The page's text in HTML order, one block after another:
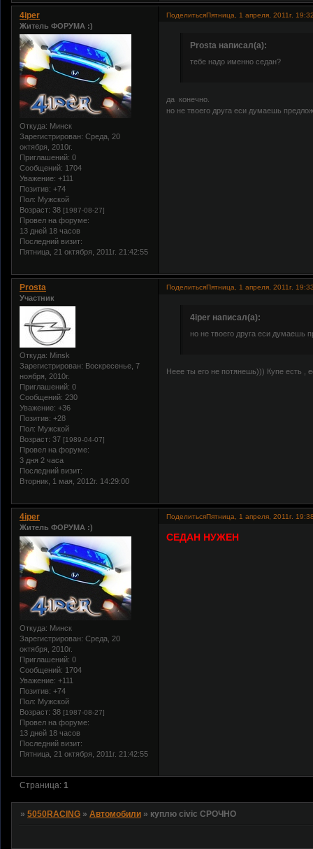
ПоделитьсяПятница, 1 апреля, 2011г.
4iper
Житель ФОРУМА :)
Откуда: Минск
Зарегистрирован: Среда, 20
октября, 2010г.
Приглашений: 0
Сообщений: 1704
Уважение: +111
Позитив: +74
Пол: Мужской
Возраст: 38 [1987-08-27]
Провел на форуме:
13 дней 18 часов
Последний визит:
Пятница, 21 октября, 2011г. 21:42:55
Prosta написал(а):
тебе надо именно седан?
да конечно.
но не твоего друга еси думаешь
ПоделитьсяПятница, 1 апреля, 2011г.
Prosta
Участник
Откуда: Minsk
Зарегистрирован: Воскресенье, 7
ноября, 2010г.
Приглашений: 0
Сообщений: 230
Уважение: +36
Позитив: +28
Пол: Мужской
Возраст: 37 [1989-04-07]
Провел на форуме:
3 дня 2 часа
Последний визит:
Вторник, 1 мая, 2012г. 14:29:00
4iper написал(а):
но не твоего друга еси думаешь
Неее ты его не потянешь))) Купе есть ,
ПоделитьсяПятница, 1 апреля, 2011г.
4iper
Житель ФОРУМА :)
Откуда: Минск
Зарегистрирован: Среда, 20
октября, 2010г.
Приглашений: 0
Сообщений: 1704
Уважение: +111
Позитив: +74
Пол: Мужской
Возраст: 38 [1987-08-27]
Провел на форуме:
13 дней 18 часов
Последний визит:
Пятница, 21 октября, 2011г. 21:42:55
СЕДАН НУЖЕН
Страница: 1
»5050RACING »Автомобили » куплю civic СРОЧНО